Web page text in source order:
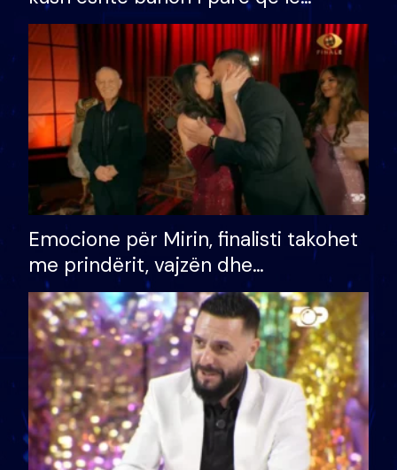
shtëpinë dhe humb mundësinë për
të fituar çmimin e madh
Emocione për Mirin, finalisti takohet
me prindërit, vajzën dhe
bashkëshorten: S’kemi ndonjë letër
divorci apo jo?